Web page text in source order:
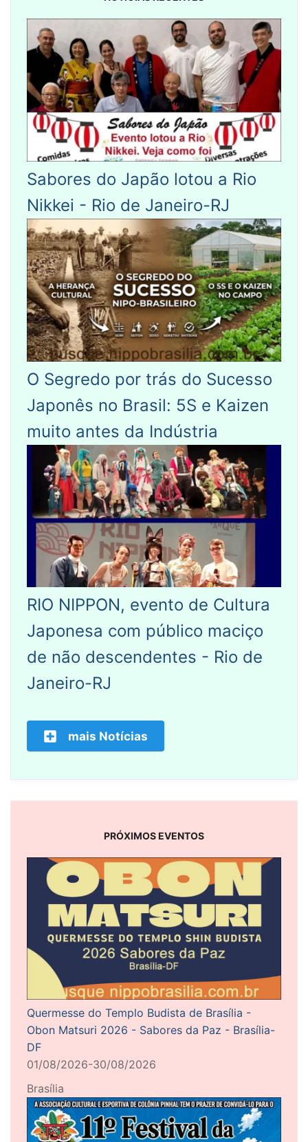
Sabores do Japão lotou a Rio
Nikkei - Rio de Janeiro-RJ
O Segredo por trás do Sucesso
Japonês no Brasil: 5S e Kaizen
muito antes da Indústria
RIO NIPPON, evento de Cultura
Japonesa com público maciço
de não descendentes - Rio de
Janeiro-RJ
mais Notícias
PRÓXIMOS EVENTOS
Quermesse do Templo Budista de Brasília -
Obon Matsuri 2026 - Sabores da Paz - Brasília-
DF
01/08/2026-30/08/2026
Brasília